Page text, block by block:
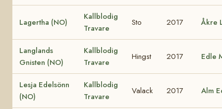
Lagertha (NO)
Kallblodig
Travare
Sto 2017 Åkre
Langlands
Gnisten (NO)
Kallblodig
Travare
Hingst 2017 Edle
Lesja Edelsönn
(NO)
Kallblodig
Travare
Valack 2017 Alm